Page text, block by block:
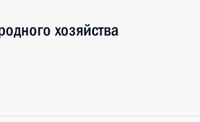
хозяйства